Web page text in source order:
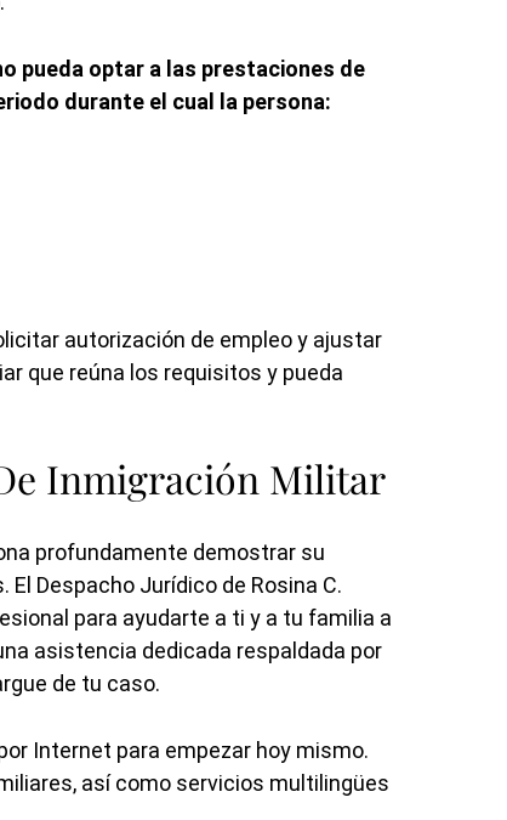
pueda optar a las prestaciones de
durante el cual la persona:
autorización de empleo y ajustar
que reúna los requisitos y pueda
Inmigración Militar
profundamente demostrar su
Despacho Jurídico de Rosina C.
para ayudarte a ti y a tu familia a
asistencia dedicada respaldada por
de tu caso.
Internet para empezar hoy mismo.
así como servicios multilingües